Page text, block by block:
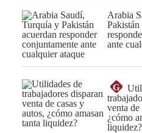
Arabia
Pakistán
ante
G
venta de
¿cómo
liquidez?